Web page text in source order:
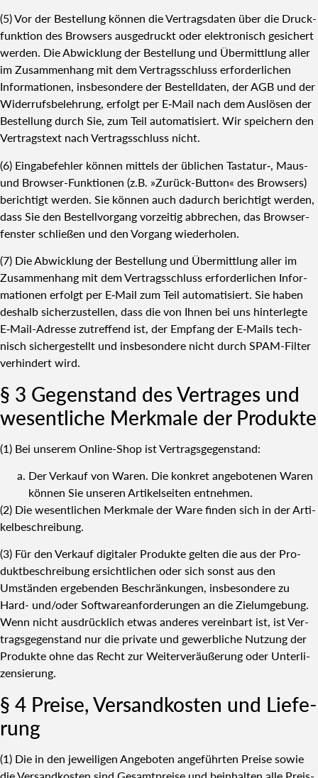
(5) Vor der Bestel­lung kön­nen die Ver­trags­da­ten über die Druck­
funk­ti­on des Brow­sers aus­ge­druckt oder elek­tro­nisch gesi­chert
wer­den. Die Abwick­lung der Bestel­lung und Über­mitt­lung aller
im Zusam­men­hang mit dem Ver­trags­schluss erfor­der­li­chen
Infor­ma­tio­nen, ins­be­son­de­re der Bestell­da­ten, der AGB und der
Wider­rufs­be­leh­rung, erfolgt per E‑Mail nach dem Aus­lö­sen der
Bestel­lung durch Sie, zum Teil auto­ma­ti­siert. Wir spei­chern den
Ver­trags­text nach Ver­trags­schluss nicht.
(6) Ein­ga­be­feh­ler kön­nen mit­tels der übli­chen Tastatur‑, Maus-
und Brow­ser-Funk­tio­nen (z.B. »Zurück-But­ton« des Brow­sers)
berich­tigt wer­den. Sie kön­nen auch dadurch berich­tigt wer­den,
dass Sie den Bestell­vor­gang vor­zei­tig abbre­chen, das Brow­ser­
fens­ter schlie­ßen und den Vor­gang wie­der­ho­len.
(7) Die Abwick­lung der Bestel­lung und Über­mitt­lung aller im
Zusam­men­hang mit dem Ver­trags­schluss erfor­der­li­chen Infor­
ma­tio­nen erfolgt per E‑Mail zum Teil auto­ma­ti­siert. Sie haben
des­halb sicher­zu­stel­len, dass die von Ihnen bei uns hin­ter­leg­te
E‑Mail-Adres­se zutref­fend ist, der Emp­fang der E‑Mails tech­
nisch sicher­ge­stellt und ins­be­son­de­re nicht durch SPAM-Fil­ter
ver­hin­dert wird.
§ 3 Gegen­stand des Ver­tra­ges und
wesent­li­che Merk­ma­le der Pro­duk­te
(1) Bei unse­rem Online-Shop ist Ver­trags­ge­gen­stand:
Der Ver­kauf von Waren. Die kon­kret ange­bo­te­nen Waren
kön­nen Sie unse­ren Arti­kel­sei­ten ent­neh­men.
(2) Die wesent­li­chen Merk­ma­le der Ware fin­den sich in der Arti­
kel­be­schrei­bung.
(3) Für den Ver­kauf digi­ta­ler Pro­duk­te gel­ten die aus der Pro­
dukt­be­schrei­bung ersicht­li­chen oder sich sonst aus den
Umstän­den erge­ben­den Beschrän­kun­gen, ins­be­son­de­re zu
Hard- und/oder Soft­ware­an­for­de­run­gen an die Ziel­um­ge­bung.
Wenn nicht aus­drück­lich etwas ande­res ver­ein­bart ist, ist Ver­
trags­ge­gen­stand nur die pri­va­te und gewerb­li­che Nut­zung der
Pro­duk­te ohne das Recht zur Wei­ter­ver­äu­ße­rung oder Unter­li­
zen­sie­rung.
§ 4 Prei­se, Ver­sand­kos­ten und Lie­fe­
rung
(1) Die in den jewei­li­gen Ange­bo­ten ange­führ­ten Prei­se sowie